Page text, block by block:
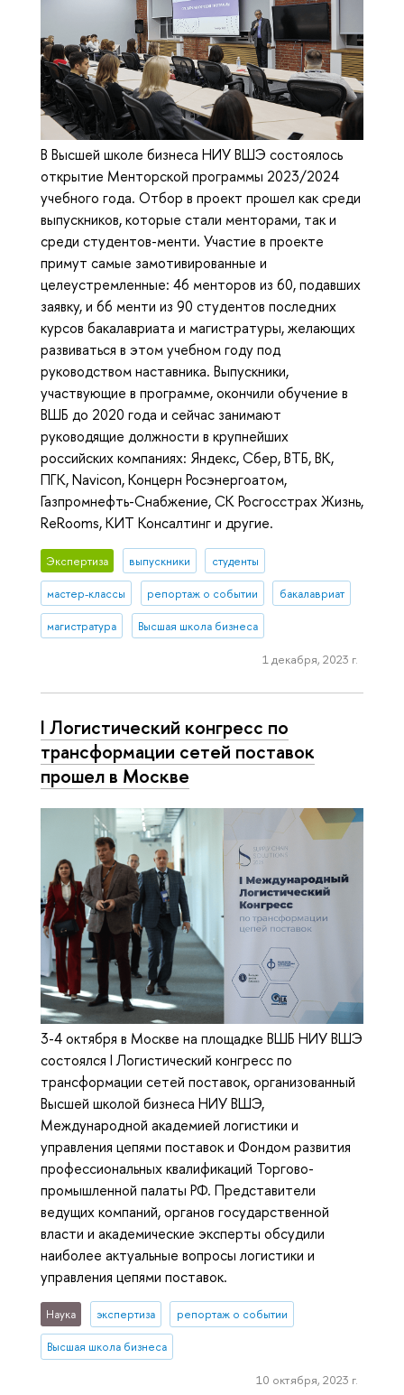
В Высшей школе бизнеса НИУ ВШЭ состоялось
открытие Менторской программы 2023/2024
учебного года. Отбор в проект прошел как среди
выпускников, которые стали менторами, так и
среди студентов-менти. Участие в проекте
примут самые замотивированные и
целеустремленные: 46 менторов из 60, подавших
заявку, и 66 менти из 90 студентов последних
курсов бакалавриата и магистратуры, желающих
развиваться в этом учебном году под
руководством наставника. Выпускники,
участвующие в программе, окончили обучение в
ВШБ до 2020 года и сейчас занимают
руководящие должности в крупнейших
российских компаниях: Яндекс, Сбер, ВТБ, ВК,
ПГК, Navicon, Концерн Росэнергоатом,
Газпромнефть-Снабжение, СК Росгосстрах Жизнь,
ReRooms, КИТ Консалтинг и другие.
Экспертиза выпускники студенты
мастер-классы репортаж о событии бакалавриат
магистратура Высшая школа бизнеса
1 декабря, 2023 г.
I Логистический конгресс по
трансформации сетей поставок
прошел в Москве
3-4 октября в Москве на площадке ВШБ НИУ ВШЭ
состоялся I Логистический конгресс по
трансформации сетей поставок, организованный
Высшей школой бизнеса НИУ ВШЭ,
Международной академией логистики и
управления цепями поставок и Фондом развития
профессиональных квалификаций Торгово-
промышленной палаты РФ. Представители
ведущих компаний, органов государственной
власти и академические эксперты обсудили
наиболее актуальные вопросы логистики и
управления цепями поставок.
Наука экспертиза репортаж о событии
Высшая школа бизнеса
10 октября, 2023 г.